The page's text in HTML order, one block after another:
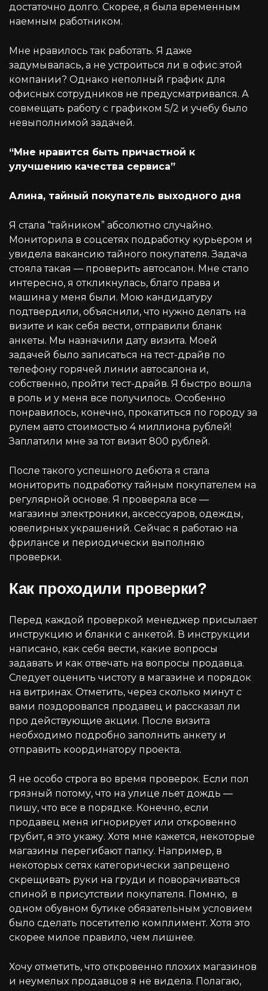
достаточно долго. Скорее, я была временным
наемным работником.
Мне нравилось так работать. Я даже
задумывалась, а не устроиться ли в офис этой
компании? Однако неполный график для
офисных сотрудников не предусматривался. А
совмещать работу с графиком 5/2 и учебу было
невыполнимой задачей.
“Мне нравится быть причастной к
улучшению качества сервиса”
Алина, тайный покупатель выходного дня
Я стала “тайником” абсолютно случайно.
Мониторила в соцсетях подработку курьером и
увидела вакансию тайного покупателя. Задача
стояла такая — проверить автосалон. Мне стало
интересно, я откликнулась, благо права и
машина у меня были. Мою кандидатуру
подтвердили, объяснили, что нужно делать на
визите и как себя вести, отправили бланк
анкеты. Мы назначили дату визита. Моей
задачей было записаться на тест-драйв по
телефону горячей линии автосалона и,
собственно, пройти тест-драйв. Я быстро вошла
в роль и у меня все получилось. Особенно
понравилось, конечно, прокатиться по городу за
рулем авто стоимостью 4 миллиона рублей!
Заплатили мне за тот визит 800 рублей.
После такого успешного дебюта я стала
мониторить подработку тайным покупателем на
регулярной основе. Я проверяла все —
магазины электроники, аксессуаров, одежды,
ювелирных украшений. Сейчас я работаю на
фрилансе и периодически выполняю
проверки.
Как проходили проверки?
Перед каждой проверкой менеджер присылает
инструкцию и бланки с анкетой. В инструкции
написано, как себя вести, какие вопросы
задавать и как отвечать на вопросы продавца.
Следует оценить чистоту в магазине и порядок
на витринах. Отметить, через сколько минут с
вами поздоровался продавец и рассказал ли
про действующие акции. После визита
необходимо подробно заполнить анкету и
отправить координатору проекта.
Я не особо строга во время проверок. Если пол
грязный потому, что на улице льет дождь —
пишу, что все в порядке. Конечно, если
продавец меня игнорирует или откровенно
грубит, я это укажу. Хотя мне кажется, некоторые
магазины перегибают палку. Например, в
некоторых сетях категорически запрещено
скрещивать руки на груди и поворачиваться
спиной в присутствии покупателя. Помню, в
одном обувном бутике обязательным условием
было сделать посетителю комплимент. Хотя это
скорее милое правило, чем лишнее.
Хочу отметить, что откровенно плохих магазинов
и неумелых продавцов я не видела. Полагаю,